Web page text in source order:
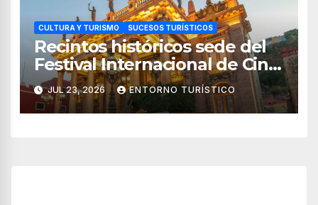
CULTURA Y TURISMO SUCESOS TURÍSTICOS
Recintos históricos sede del
Festival Internacional de Cine
Guanajuato 2026
JUL 23, 2026 ENTORNO TURÍSTICO